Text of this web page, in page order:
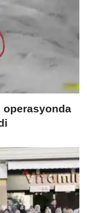
operasyonda